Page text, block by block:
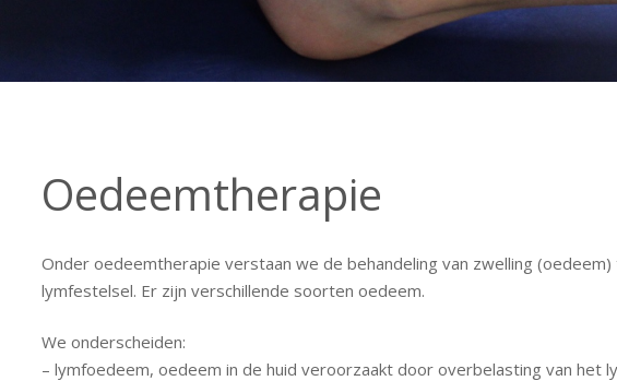
Oedeemtherapie
Onder oedeemtherapie verstaan we de behandeling van zwelling
lymfestelsel. Er zijn verschillende soorten oedeem.
We onderscheiden:
– lymfoedeem, oedeem in de huid veroorzaakt door overbelasting van het